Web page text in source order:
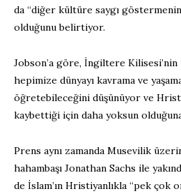
da “diğer kültüre saygı
olduğunu belirtiyor.
Jobson’a göre, İngiltere Kilisesi’nin
hepimize dünyayı kavrama ve
öğretebileceğini düşünüyor ve
kaybettiği için daha yoksun
Prens aynı zamanda Musevilik
hahambaşı Jonathan Sachs ile
de İslam’ın Hristiyanlıkla “pek çok